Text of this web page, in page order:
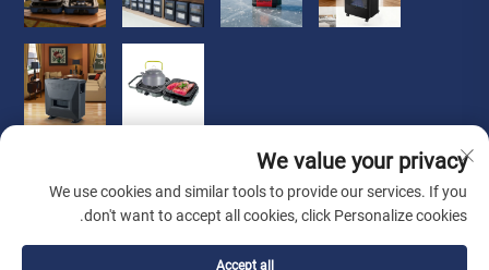
حقوق النشر © 2026 شركة تشونغشان لووتشي للأجهزاز المنزلية
We value your privacy
We use cookies and similar tools to provide our services. If you
don't want to accept all cookies, click Personalize cookies.
Accept all